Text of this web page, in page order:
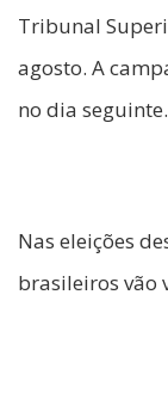
Tribunal
agosto. A
no dia seguinte.
Nas eleições
brasileiros vão